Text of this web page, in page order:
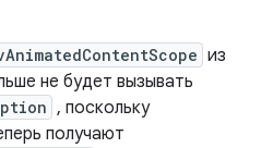
из
не будет вызывать
, поскольку
получают